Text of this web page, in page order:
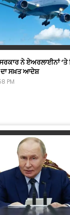
ਨੇ ਏਅਰਲਾਈਨਾਂ ‘ਤੇ
ਸਖ਼ਤ ਆਦੇਸ਼
PM